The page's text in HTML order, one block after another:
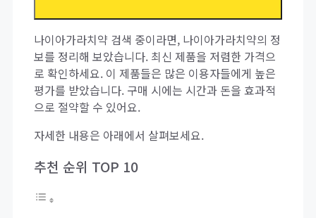
나이아가라치약 검색 중이라면, 나이아가라치약의 정
보를 정리해 보았습니다. 최신 제품을 저렴한 가격으
로 확인하세요. 이 제품들은 많은 이용자들에게 높은
평가를 받았습니다. 구매 시에는 시간과 돈을 효과적
으로 절약할 수 있어요.
자세한 내용은 아래에서 살펴보세요.
추천 순위 TOP 10